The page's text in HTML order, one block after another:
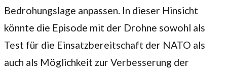
Bedrohungslage anpassen. In dieser Hinsicht
könnte die Episode mit der Drohne sowohl als
Test für die Einsatzbereitschaft der NATO als
auch als Möglichkeit zur Verbesserung der